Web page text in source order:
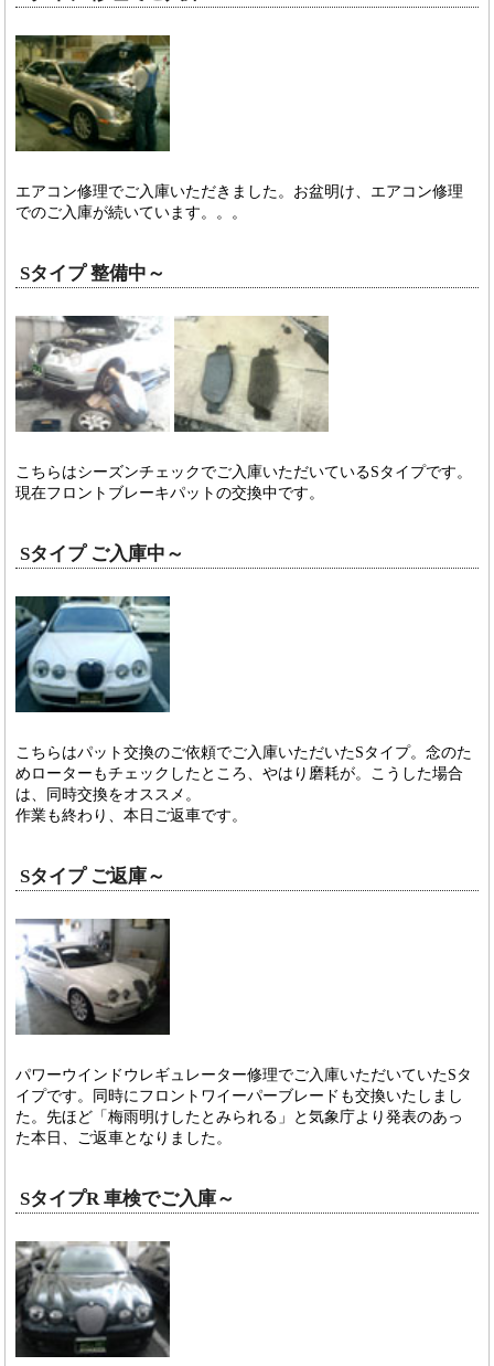
エアコン修理でご入庫いただきました。お盆明け、エアコン修理
でのご入庫が続いています。。。
Sタイプ 整備中～
こちらはシーズンチェックでご入庫いただいているSタイプです。
現在フロントブレーキパットの交換中です。
Sタイプ ご入庫中～
こちらはパット交換のご依頼でご入庫いただいたSタイプ。念のた
めローターもチェックしたところ、やはり磨耗が。こうした場合
は、同時交換をオススメ。
作業も終わり、本日ご返車です。
Sタイプ ご返庫～
パワーウインドウレギュレーター修理でご入庫いただいていたSタ
イプです。同時にフロントワイーパーブレードも交換いたしまし
た。先ほど「梅雨明けしたとみられる」と気象庁より発表のあっ
た本日、ご返車となりました。
SタイプR 車検でご入庫～